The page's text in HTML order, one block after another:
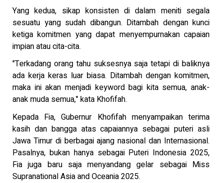
Yang kedua, sikap konsisten di dalam meniti segala
sesuatu yang sudah dibangun. Ditambah dengan kunci
ketiga komitmen yang dapat menyempurnakan capaian
impian atau cita-cita.
"Terkadang orang tahu suksesnya saja tetapi di baliknya
ada kerja keras luar biasa. Ditambah dengan komitmen,
maka ini akan menjadi keyword bagi kita semua, anak-
anak muda semua," kata Khofifah.
Kepada Fia, Gubernur Khofifah menyampaikan terima
kasih dan bangga atas capaiannya sebagai puteri asli
Jawa Timur di berbagai ajang nasional dan Internasional.
Pasalnya, bukan hanya sebagai Puteri Indonesia 2025,
Fia juga baru saja menyandang gelar sebagai Miss
Supranational Asia and Oceania 2025.